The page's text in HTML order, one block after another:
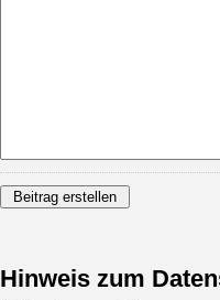
Hinweis zum